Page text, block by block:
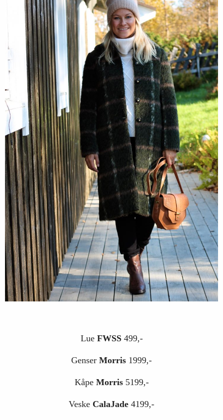
Lue FWSS499,-
Genser Morris 1999,-
Kåpe Morris5199,-
Veske CalaJade 4199,-